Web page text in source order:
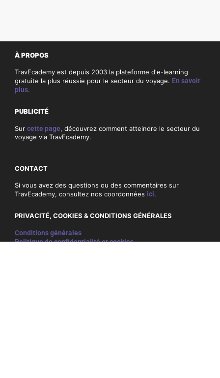
À PROPOS
TravEcademy est depuis 2003 la plateforme d'e-learning
gratuite la plus réussie pour le secteur du voyage. En savoir
plus.
PUBLICITÉ
Sur cette page, découvrez comment atteindre le secteur du
voyage via TravEcademy.
CONTACT
Si vous avez des questions ou des commentaires sur
TravEcademy, consultez nos coordonnées ici.
PRIVACITÉ, COOKIES & CONDITIONS GÉNÉRALES
Conditions générales
Politique de confidentialité et cookies